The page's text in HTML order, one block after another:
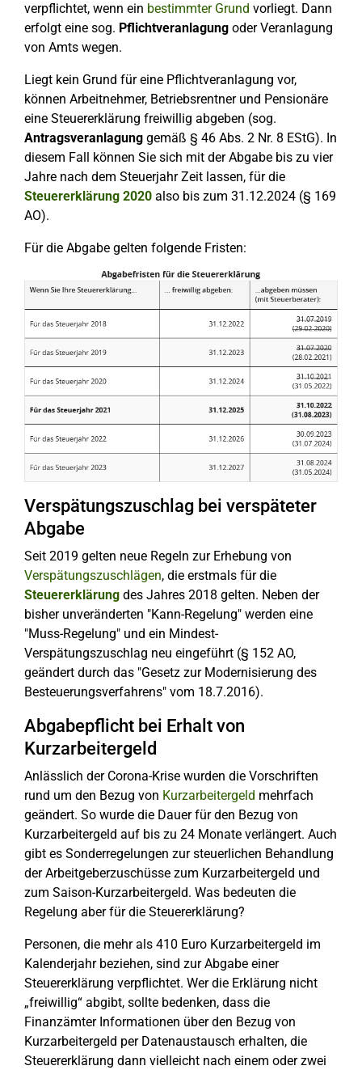
verpflichtet, wenn ein bestimmter Grund vorliegt. Dann
erfolgt eine sog. Pflichtveranlagung oder Veranlagung
von Amts wegen.
Liegt kein Grund für eine Pflichtveranlagung vor,
können Arbeitnehmer, Betriebsrentner und Pensionäre
eine Steuererklärung freiwillig abgeben (sog.
Antragsveranlagung gemäß § 46 Abs. 2 Nr. 8 EStG). In
diesem Fall können Sie sich mit der Abgabe bis zu vier
Jahre nach dem Steuerjahr Zeit lassen, für die
Steuererklärung 2020 also bis zum 31.12.2024 (§ 169
AO).
Für die Abgabe gelten folgende Fristen:
Verspätungszuschlag bei verspäteter
Abgabe
Seit 2019 gelten neue Regeln zur Erhebung von
Verspätungszuschlägen, die erstmals für die
Steuererklärung des Jahres 2018 gelten. Neben der
bisher unveränderten "Kann-Regelung" werden eine
"Muss-Regelung" und ein Mindest-
Verspätungszuschlag neu eingeführt (§ 152 AO,
geändert durch das "Gesetz zur Modernisierung des
Besteuerungsverfahrens" vom 18.7.2016).
Abgabepflicht bei Erhalt von
Kurzarbeitergeld
Anlässlich der Corona-Krise wurden die Vorschriften
rund um den Bezug von Kurzarbeitergeld mehrfach
geändert. So wurde die Dauer für den Bezug von
Kurzarbeitergeld auf bis zu 24 Monate verlängert. Auch
gibt es Sonderregelungen zur steuerlichen Behandlung
der Arbeitgeberzuschüsse zum Kurzarbeitergeld und
zum Saison-Kurzarbeitergeld. Was bedeuten die
Regelung aber für die Steuererklärung?
Personen, die mehr als 410 Euro Kurzarbeitergeld im
Kalenderjahr beziehen, sind zur Abgabe einer
Steuererklärung verpflichtet. Wer die Erklärung nicht
„freiwillig“ abgibt, sollte bedenken, dass die
Finanzämter Informationen über den Bezug von
Kurzarbeitergeld per Datenaustausch erhalten, die
Steuererklärung dann vielleicht nach einem oder zwei